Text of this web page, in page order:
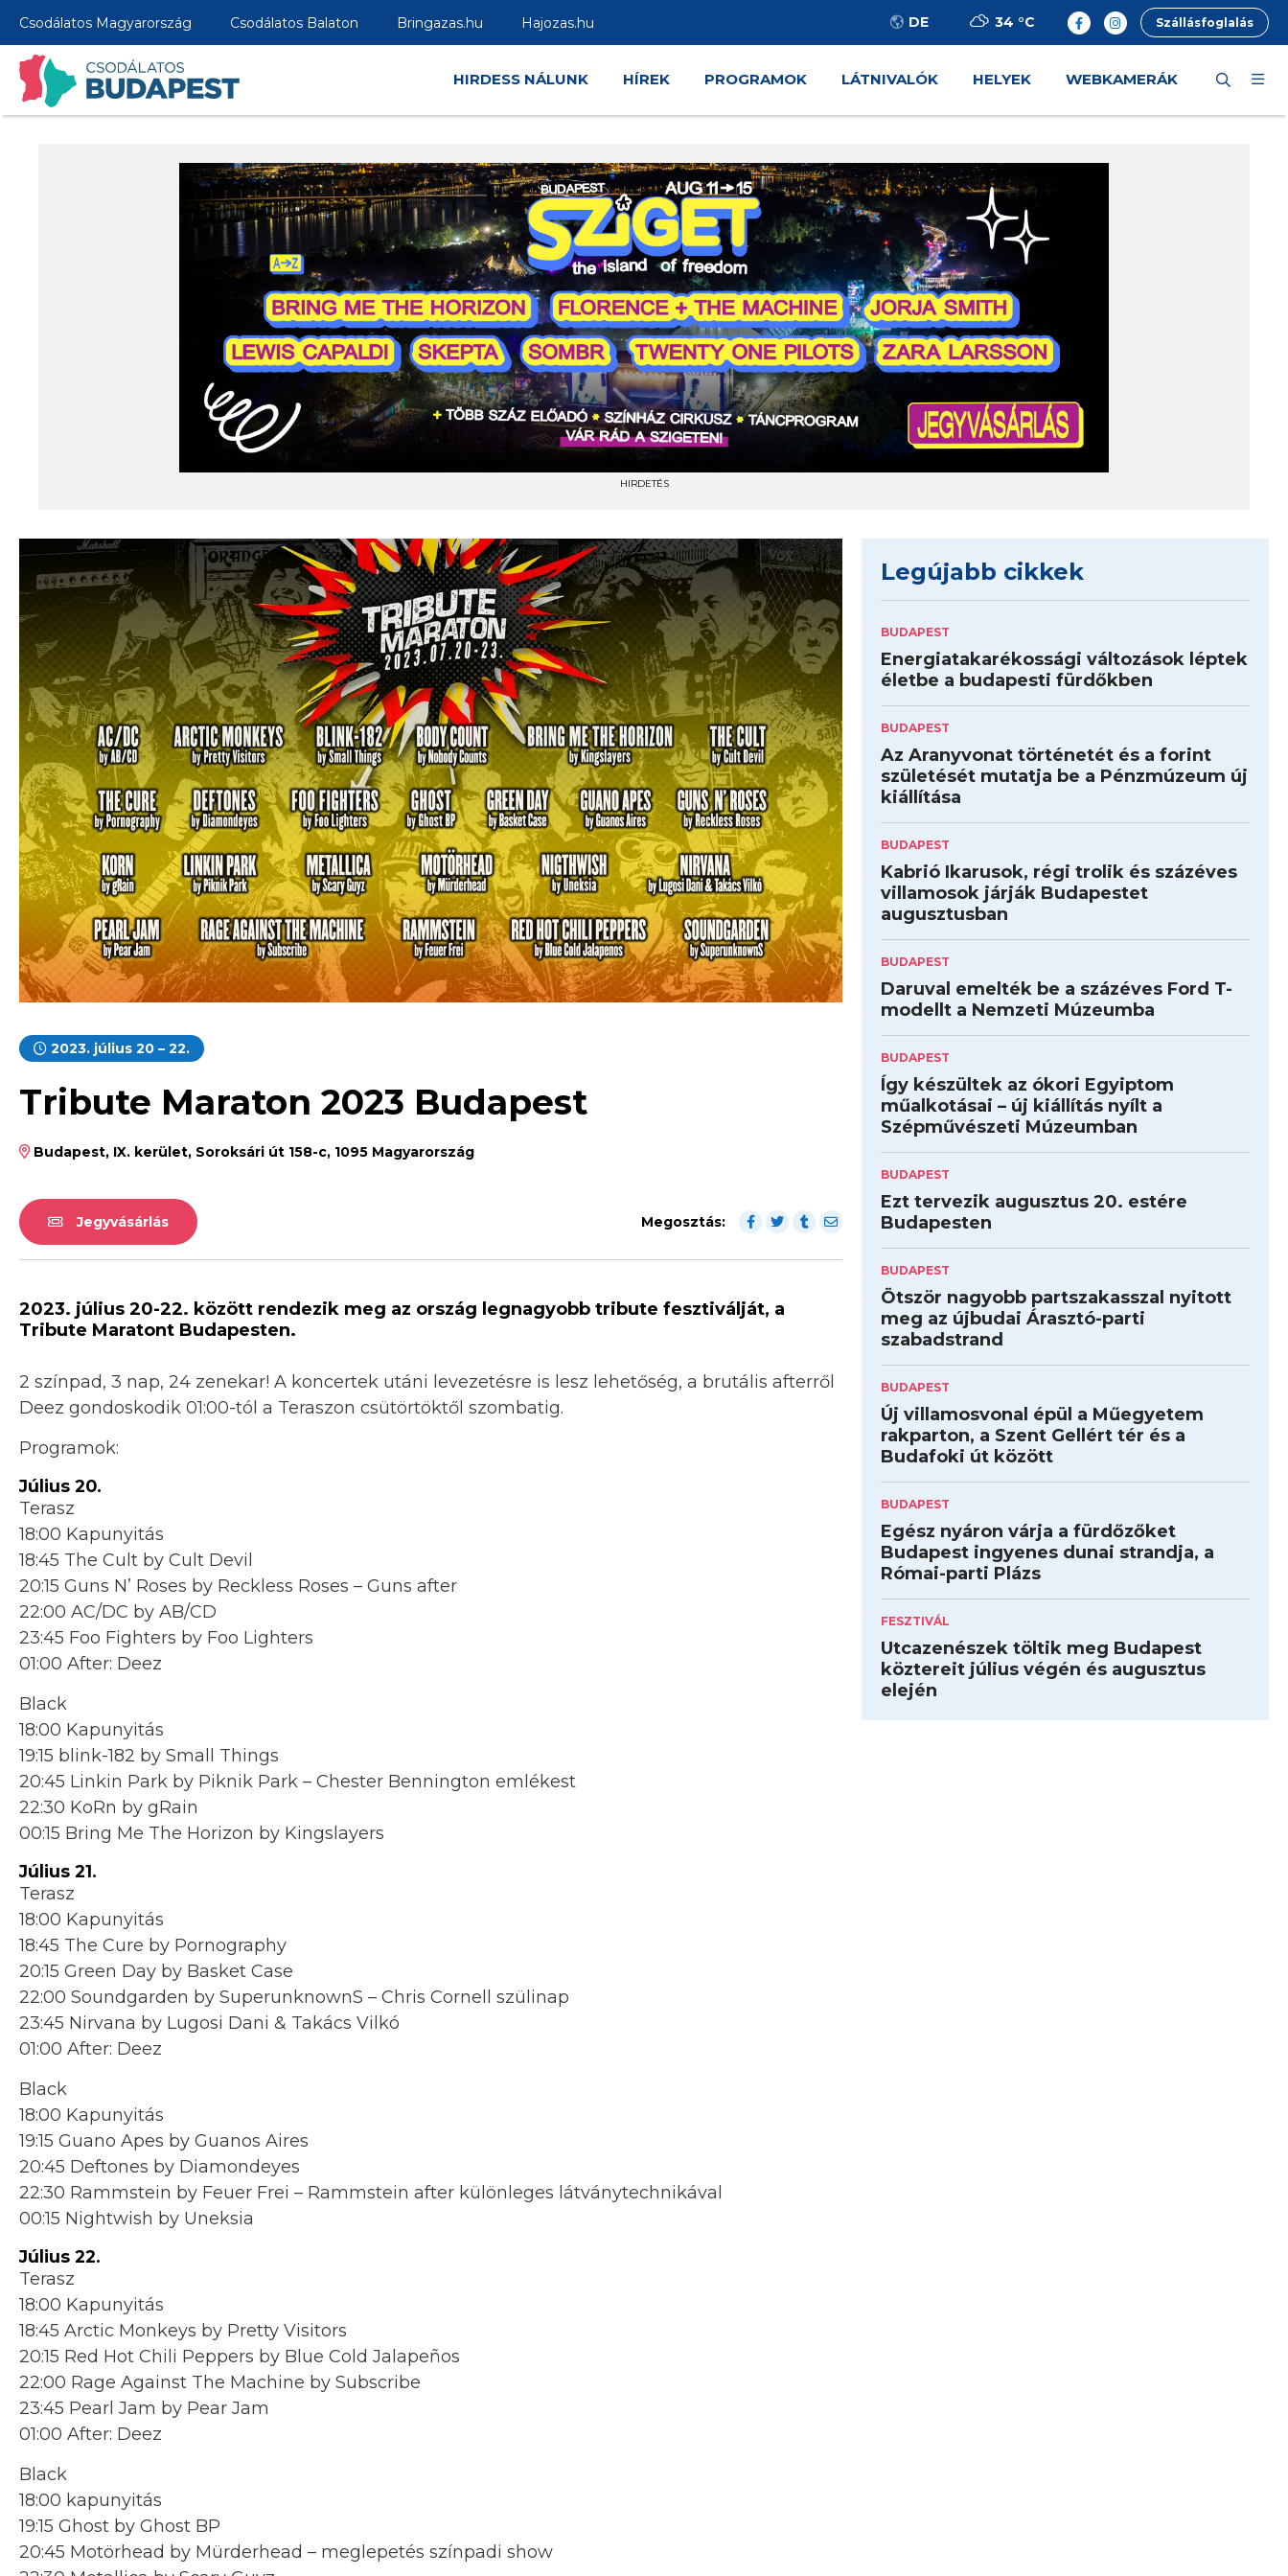
Csodálatos Magyarország Csodálatos Balaton Bringazas.hu Hajozas.hu DE 34 °C Szállásfoglalás
HIRDESS NÁLUNK HÍREK PROGRAMOK LÁTNIVALÓK HELYEK WEBKAMERÁK
HIRDETÉS
2023. július 20 – 22.
Tribute Maraton 2023 Budapest
Budapest, IX. kerület, Soroksári út 158-c, 1095 Magyarország
Jegyvásárlás Megosztás:
2023. július 20-22. között rendezik meg az ország legnagyobb tribute fesztiválját, a
Tribute Maratont Budapesten.
2 színpad, 3 nap, 24 zenekar! A koncertek utáni levezetésre is lesz lehetőség, a brutális afterről
Deez gondoskodik 01:00-tól a Teraszon csütörtöktől szombatig.
Programok:
Július 20.
Terasz
18:00 Kapunyitás
18:45 The Cult by Cult Devil
20:15 Guns N’ Roses by Reckless Roses – Guns after
22:00 AC/DC by AB/CD
23:45 Foo Fighters by Foo Lighters
01:00 After: Deez
Black
18:00 Kapunyitás
19:15 blink-182 by Small Things
20:45 Linkin Park by Piknik Park – Chester Bennington emlékest
22:30 KoRn by gRain
00:15 Bring Me The Horizon by Kingslayers
Július 21.
Terasz
18:00 Kapunyitás
18:45 The Cure by Pornography
20:15 Green Day by Basket Case
22:00 Soundgarden by SuperunknownS – Chris Cornell szülinap
23:45 Nirvana by Lugosi Dani & Takács Vilkó
01:00 After: Deez
Black
18:00 Kapunyitás
19:15 Guano Apes by Guanos Aires
20:45 Deftones by Diamondeyes
22:30 Rammstein by Feuer Frei – Rammstein after különleges látványtechnikával
00:15 Nightwish by Uneksia
Július 22.
Terasz
18:00 Kapunyitás
18:45 Arctic Monkeys by Pretty Visitors
20:15 Red Hot Chili Peppers by Blue Cold Jalapeños
22:00 Rage Against The Machine by Subscribe
23:45 Pearl Jam by Pear Jam
01:00 After: Deez
Black
18:00 kapunyitás
19:15 Ghost by Ghost BP
20:45 Motörhead by Mürderhead – meglepetés színpadi show
Legújabb cikkek
BUDAPEST
Energiatakarékossági változások léptek
életbe a budapesti fürdőkben
BUDAPEST
Az Aranyvonat történetét és a forint
születését mutatja be a Pénzmúzeum új
kiállítása
BUDAPEST
Kabrió Ikarusok, régi trolik és százéves
villamosok járják Budapestet
augusztusban
BUDAPEST
Daruval emelték be a százéves Ford T-
modellt a Nemzeti Múzeumba
BUDAPEST
Így készültek az ókori Egyiptom
műalkotásai – új kiállítás nyílt a
Szépművészeti Múzeumban
BUDAPEST
Ezt tervezik augusztus 20. estére
Budapesten
BUDAPEST
Ötször nagyobb partszakasszal nyitott
meg az újbudai Árasztó-parti
szabadstrand
BUDAPEST
Új villamosvonal épül a Műegyetem
rakparton, a Szent Gellért tér és a
Budafoki út között
BUDAPEST
Egész nyáron várja a fürdőzőket
Budapest ingyenes dunai strandja, a
Római-parti Plázs
FESZTIVÁL
Utcazenészek töltik meg Budapest
köztereit július végén és augusztus
elején